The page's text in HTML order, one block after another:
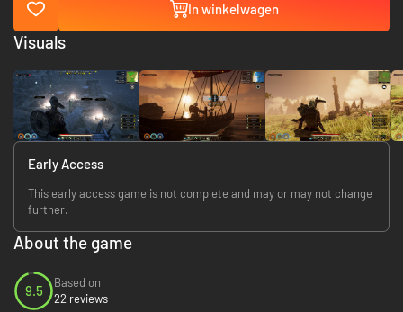
In winkelwagen
Early Access
This early access game is not complete and may or may not change
further.
About the game
9.5
Based on
22 reviews
Visuals